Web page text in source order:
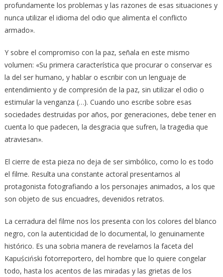
profundamente los problemas y las razones de esas situaciones y
nunca utilizar el idioma del odio que alimenta el conflicto
armado».
Y sobre el compromiso con la paz, señala en este mismo
volumen: «Su primera característica que procurar o conservar es
la del ser humano, y hablar o escribir con un lenguaje de
entendimiento y de compresión de la paz, sin utilizar el odio o
estimular la venganza (…). Cuando uno escribe sobre esas
sociedades destruidas por años, por generaciones, debe tener en
cuenta lo que padecen, la desgracia que sufren, la tragedia que
atraviesan».
El cierre de esta pieza no deja de ser simbólico, como lo es todo
el filme. Resulta una constante actoral presentarnos al
protagonista fotografiando a los personajes animados, a los que
son objeto de sus encuadres, devenidos retratos.
La cerradura del filme nos los presenta con los colores del blanco
negro, con la autenticidad de lo documental, lo genuinamente
histórico. Es una sobria manera de revelarnos la faceta del
Kapuściński fotorreportero, del hombre que lo quiere congelar
todo, hasta los acentos de las miradas y las grietas de los